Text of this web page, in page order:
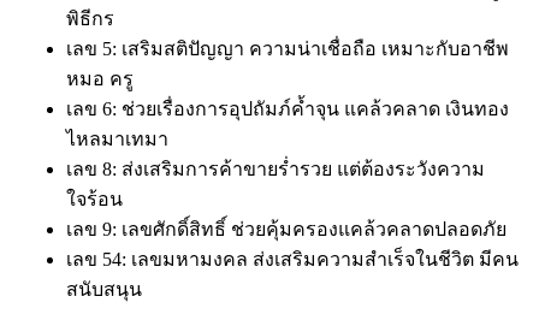
พิธีกร
เลข 5: เสริมสติปัญญา ความน่าเชื่อถือ เหมาะกับอาชีพ
หมอ ครู
เลข 6: ช่วยเรื่องการอุปถัมภ์ค้ำจุน แคล้วคลาด เงินทอง
ไหลมาเทมา
เลข 8: ส่งเสริมการค้าขายร่ำรวย แต่ต้องระวังความ
ใจร้อน
เลข 9: เลขศักดิ์สิทธิ์ ช่วยคุ้มครองแคล้วคลาดปลอดภัย
เลข 54: เลขมหามงคล ส่งเสริมความสำเร็จในชีวิต มีคน
สนับสนุน